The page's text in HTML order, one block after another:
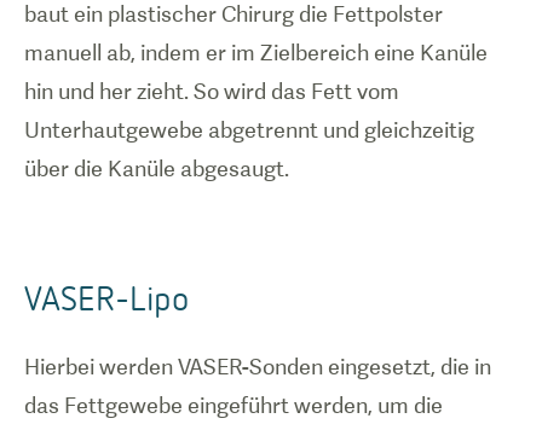
baut ein plastischer Chirurg die Fettpolster
manuell ab, indem er im Zielbereich eine Kanüle
hin und her zieht. So wird das Fett vom
Unterhautgewebe abgetrennt und gleichzeitig
über die Kanüle abgesaugt.
VASER-Lipo
Hierbei werden VASER-Sonden eingesetzt, die in
das Fettgewebe eingeführt werden, um die